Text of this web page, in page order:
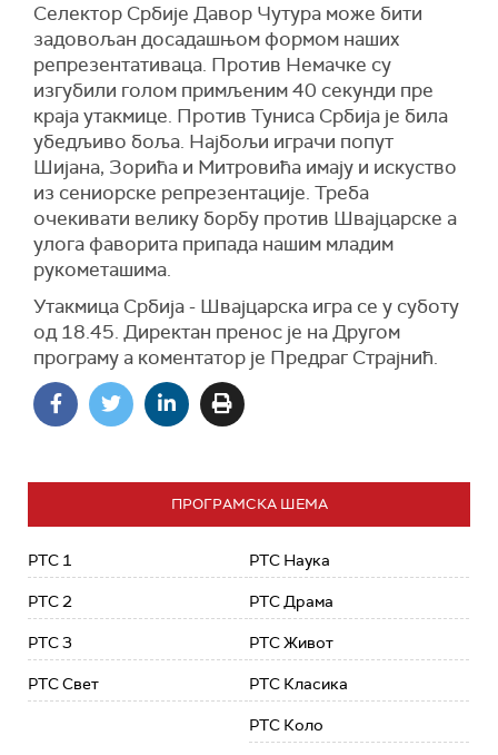
Селектор Србије Давор Чутура може бити
задовољан досадашњом формом наших
репрезентативаца. Против Немачке су
изгубили голом примљеним 40 секунди пре
краја утакмице. Против Туниса Србија је била
убедљиво боља. Најбољи играчи попут
Шијана, Зорића и Митровића имају и искуство
из сениорске репрезентације. Треба
очекивати велику борбу против Швајцарске а
улога фаворита припада нашим младим
рукометашима.
Утакмица Србија - Швајцарска игра се у суботу
од 18.45. Директан пренос је на Другом
програму а коментатор је Предраг Страјнић.
ПРОГРАМСКА ШЕМА
РТС 1
РТС 2
РТС 3
РТС Свет
РТС Наука
РТС Драма
РТС Живот
РТС Класика
РТС Коло